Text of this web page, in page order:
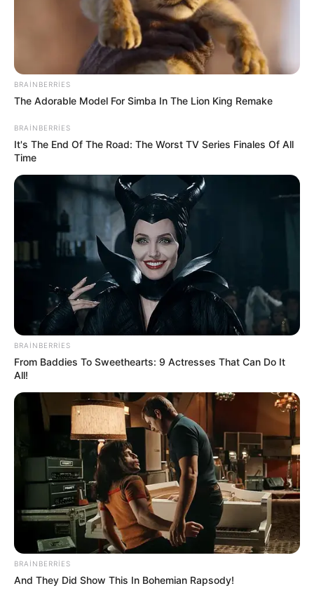
olacaq? - AÇIQLAMA
SON DƏQİQƏ !Yüksək vəzifəyə təyinat var
SON DƏQİQƏ!SOCAR-da işləyənlərə mühüm
Xəbər xoşunuza gəldi? Sosial şəbəkələrdə paylaşın
BRAINBERRIES
The Adorable Model For Simba In The Lion King Remake
BRAINBERRIES
It's The End Of The Road: The Worst TV Series Finales Of All
Time
BRAINBERRIES
From Baddies To Sweethearts: 9 Actresses That Can Do It
All!
BRAINBERRIES
And They Did Show This In Bohemian Rapsody!